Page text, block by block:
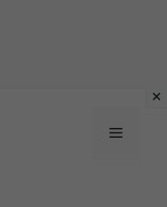
Menu